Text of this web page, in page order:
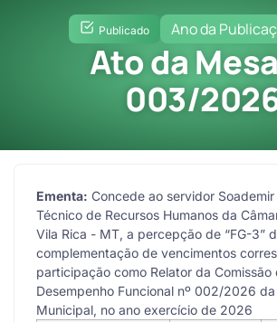
Publicado Ano da
Ato da
003/
Ementa: Concede ao servidor
Técnico de Recursos Humanos da
Vila Rica - MT, a percepção de “FG-3”
complementação de vencimentos
participação como Relator da Comissão
Desempenho Funcional nº 002/2026 da
Municipal, no ano exercício de 2026